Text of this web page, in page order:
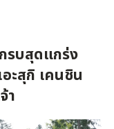
รบสุดแกร่ง
ะสุกิ เคนชิน
า